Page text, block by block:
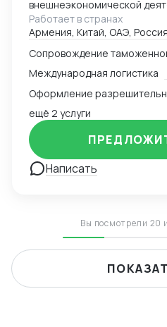
внешнеэкономической
участников
Армении. Наш опыт в сфере
позволяет нам оказывать
консалтинговые услуги
выйти на международный
поможет организовать
Вашей компании в
организация и внедрение
консультирование и
внедрения ВЭД в компанию
сопровождение
Работает в странах
Армения, Китай, ОАЭ, Россия
Международная логистика
ещё 2 услуги
Написать
Вы посмотрели 20